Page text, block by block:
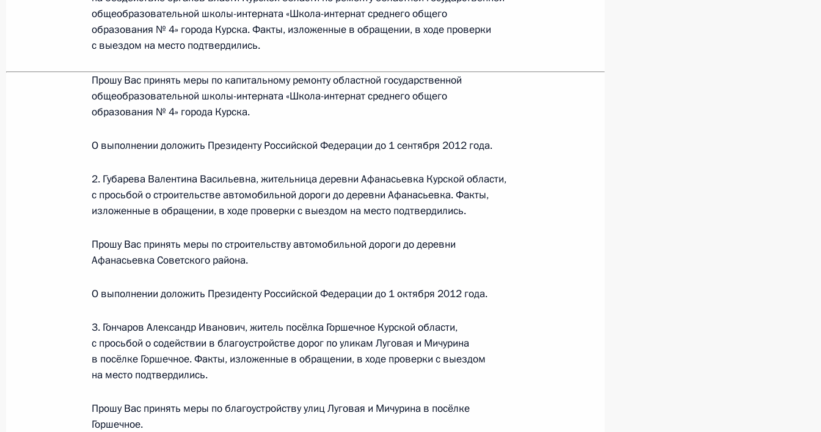
О ходе исполнения пунктов 2 и 4 перечня поручений, данных по итогам работы
мобильной приёмной Президента в городе Таганроге Ростовской области
3 августа 2011 года, 17:40
2 августа 2011 года, вторник
Работа мобильной приёмной в Ярославской области
2 августа 2011 года, 18:40
Советник Президента Вениамин Яковлев направил на проверку в прокуратуру
факты, выявившиеся в ходе рассмотрения обращения заявителя из Санкт-
Губернатору Калужской области Анатолию Артамонову дано поручение в ходе
рассмотрения обращения заявителя
общеобразовательной школы-интерната «Школа-интернат среднего общего
образования № 4» города Курска. Факты, изложенные в обращении, в ходе проверки
с выездом на место подтвердились.
Прошу Вас принять меры по капитальному ремонту областной государственной
общеобразовательной школы-интерната «Школа-интернат среднего общего
образования № 4» города Курска.
О выполнении доложить Президенту Российской Федерации до 1 сентября 2012 года.
2. Губарева Валентина Васильевна, жительница деревни Афанасьевка Курской области,
с просьбой о строительстве автомобильной дороги до деревни Афанасьевка. Факты,
изложенные в обращении, в ходе проверки с выездом на место подтвердились.
Прошу Вас принять меры по строительству автомобильной дороги до деревни
Афанасьевка Советского района.
О выполнении доложить Президенту Российской Федерации до 1 октября 2012 года.
3. Гончаров Александр Иванович, житель посёлка Горшечное Курской области,
с просьбой о содействии в благоустройстве дорог по уликам Луговая и Мичурина
в посёлке Горшечное. Факты, изложенные в обращении, в ходе проверки с выездом
на место подтвердились.
Прошу Вас принять меры по благоустройству улиц Луговая и Мичурина в посёлке
Горшечное.